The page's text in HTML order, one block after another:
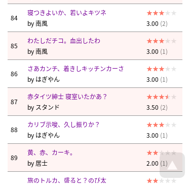
84
寝つきよいか、若いよキツネ
by南風 3.00 (2)
85
わたしだチコ。血出したわ
by南風 3.00 (1)
86
さあカンチ、着きしキッチンカーさ
by はぎやん 3.00 (1)
87
赤タイツ紳士 寝室いたかあ？
by スタンド 3.50 (2)
88
カリブ示唆、久し振りか？
by はぎやん 3.00 (1)
89
黄、赤、カーキ。
by 居士 2.00 (1)
旅のトルカ、盛ると？のび太